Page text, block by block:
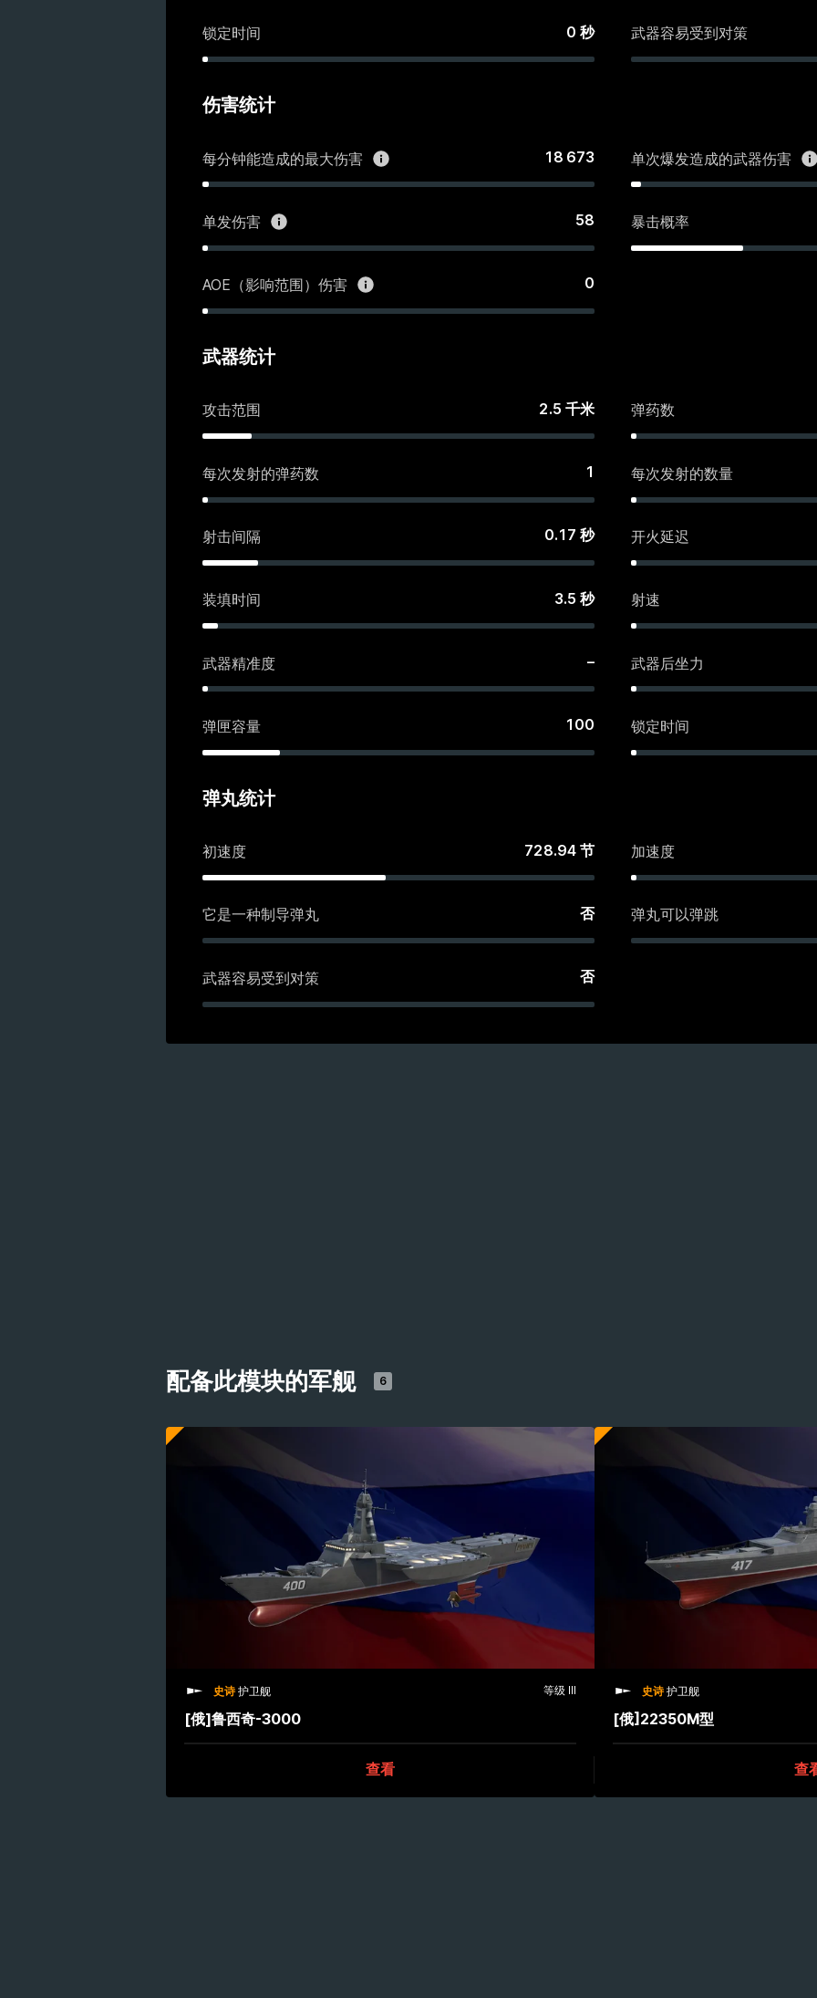
锁定时间 0 秒 武器容易受到对策
伤害统计
每分钟能造成的最大伤害 18 673 单次爆发造成的武器伤害
单发伤害 58 暴击概率
AOE（影响范围）伤害 0
武器统计
攻击范围 2.5 千米 弹药数
每次发射的弹药数 1 每次发射的数量
射击间隔 0.17 秒 开火延迟
装填时间 3.5 秒 射速
武器精准度 – 武器后坐力
弹匣容量 100 锁定时间
弹丸统计
初速度 728.94 节 加速度
它是一种制导弹丸 否 弹丸可以弹跳
武器容易受到对策 否
配备此模块的军舰 6
史诗 护卫舰 等级 III
[俄]鲁西奇-3000
查看
史诗 护卫舰
[俄]22350M型
查